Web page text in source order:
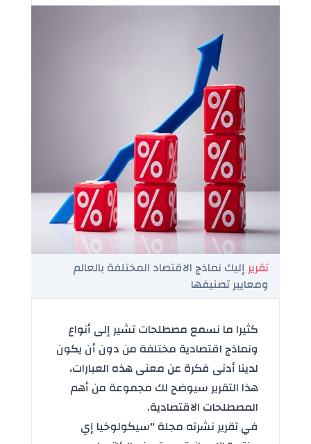
تقريرإليك نماذج الاقتصاد المختلفة بالعالم
ومعايير تصنيفها
كثيرا ما نسمع مصطلحات تشير إلى أنواع
ونماذج اقتصادية مختلفة من دون أن يكون
لدينا أدنى فكرة عن معنى هذه العبارات،
هذا التقرير سيوضح لك مجموعة من أهم
المصطلحات الاقتصادية.
في تقرير نشرته مجلة "سيكولوخيا إي